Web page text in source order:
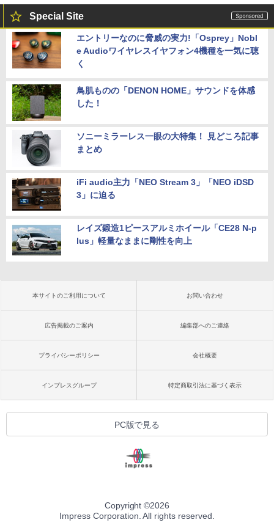
Special Site
エントリーなのに脅威の実力!「Osprey」Nobl
e Audioワイヤレスイヤフォン4機種を一気に聴
く
鳥肌ものの「DENON HOME」サウンドを体感
した！
ソニーミラーレス一眼の大特集！ 見どころ記事
まとめ
iFi audio主力「NEO Stream 3」「NEO iDSD
3」に迫る
レイズ鍛造1ピースアルミホイール「CE28 N-p
lus」軽量なままに剛性を向上
本サイトのご利用について お問い合わせ
広告掲載のご案内 編集部へのご連絡
プライバシーポリシー 会社概要
インプレスグループ 特定商取引法に基づく表示
PC版で見る
Copyright ©2026
Impress Corporation. All rights reserved.